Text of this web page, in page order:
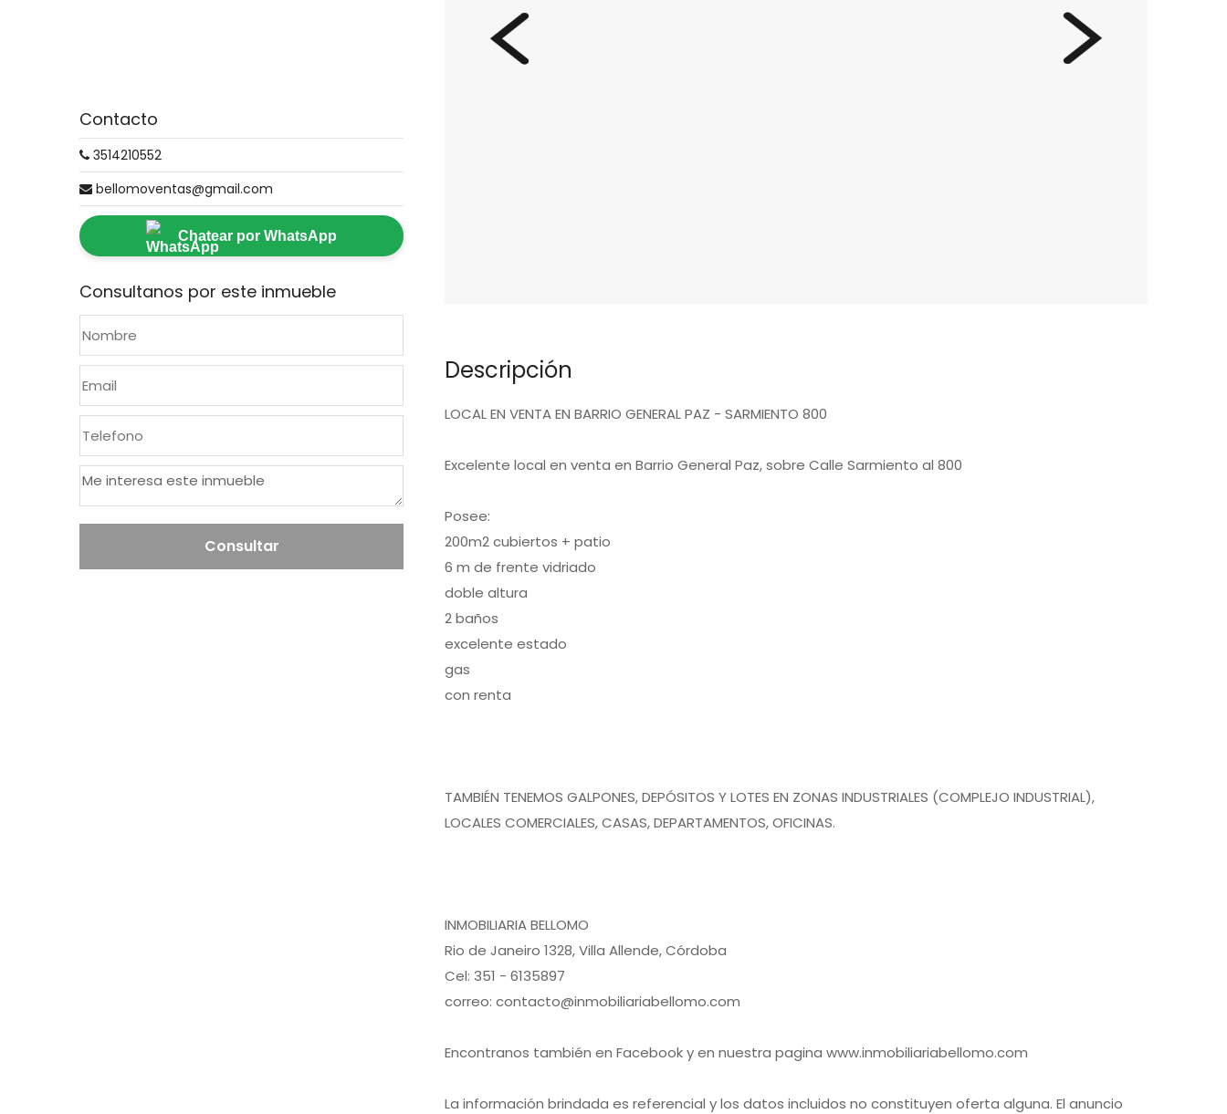
Descripción
LOCAL EN VENTA EN BARRIO GENERAL PAZ - SARMIENTO 800
Excelente local en venta en Barrio General Paz, sobre Calle Sarmiento al 800
Posee:
200m2 cubiertos + patio
6 m de frente vidriado
doble altura
2 baños
excelente estado
gas
con renta
TAMBIÉN TENEMOS GALPONES, DEPÓSITOS Y LOTES EN ZONAS INDUSTRIALES (COMPLEJO INDUSTRIAL),
LOCALES COMERCIALES, CASAS, DEPARTAMENTOS, OFICINAS.
INMOBILIARIA BELLOMO
Rio de Janeiro 1328, Villa Allende, Córdoba
Cel: 351 - 6135897
correo: contacto@inmobiliariabellomo.com
Encontranos también en Facebook y en nuestra pagina www.inmobiliariabellomo.com
La información brindada es referencial y los datos incluidos no constituyen oferta alguna. El anuncio
Contacto
3514210552
bellomoventas@gmail.com
Chatear por WhatsApp
Consultanos por este inmueble
Consultar